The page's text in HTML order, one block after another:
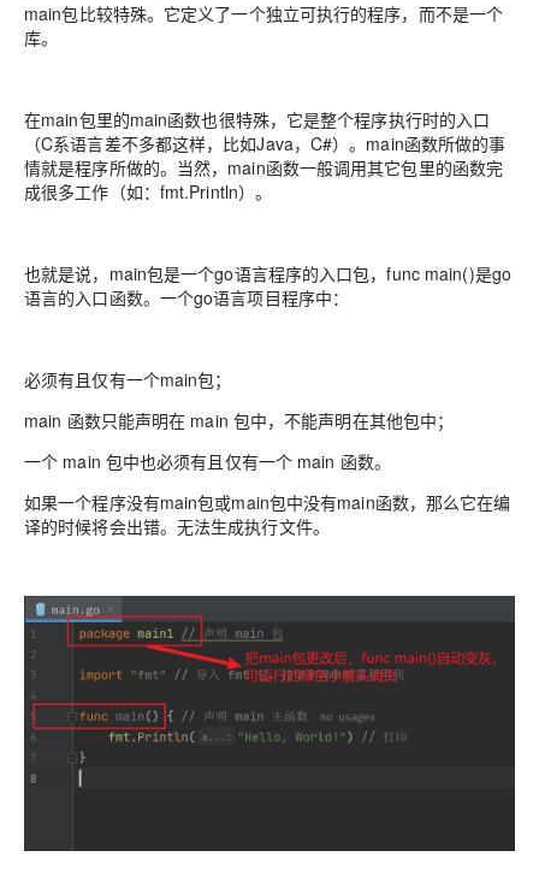
main包比较特殊。它定义了一个独立可执行的程序，而不是一个
库。
在main包里的main函数也很特殊，它是整个程序执行时的入口
（C系语言差不多都这样，比如Java，C#）。main函数所做的事
情就是程序所做的。当然，main函数一般调用其它包里的函数完
成很多工作（如：fmt.Println）。
也就是说，main包是一个go语言程序的入口包，func main()是go
语言的入口函数。一个go语言项目程序中：
必须有且仅有一个main包；
main 函数只能声明在 main 包中，不能声明在其他包中；
一个 main 包中也必须有且仅有一个 main 函数。
如果一个程序没有main包或main包中没有main函数，那么它在编
译的时候将会出错。无法生成执行文件。